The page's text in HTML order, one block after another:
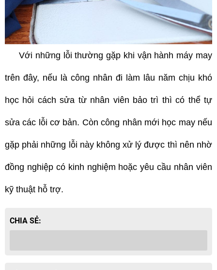
Với những lỗi thường gặp khi vận hành máy may
trên đây, nếu là công nhân đi làm lâu năm chịu khó
học hỏi cách sửa từ nhân viên bảo trì thì có thể tự
sửa các lỗi cơ bản. Còn công nhân mới học may nếu
gặp phải những lỗi này không xử lý được thì nên nhờ
đồng nghiệp có kinh nghiệm hoặc yêu cầu nhân viên
kỹ thuật hỗ trợ.
CHIA SẺ: